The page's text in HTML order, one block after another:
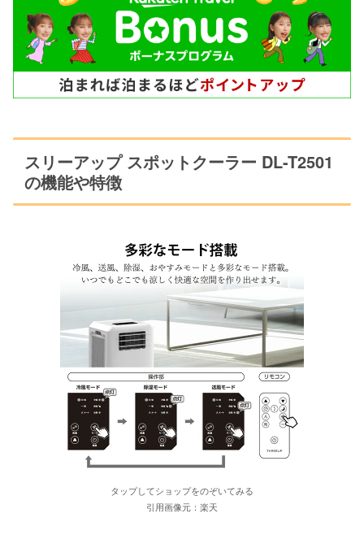
スリーアップ スポットクーラー DL-T2501
の機能や特徴
タップしてショップをのぞいてみる
引用画像元：楽天